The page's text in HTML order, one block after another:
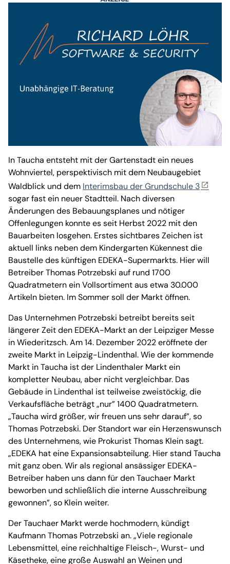
In Taucha entsteht mit der Gartenstadt ein neues
Wohnviertel, perspektivisch mit dem Neubaugebiet
Waldblick und dem Interimsbau der Grundschule 3
sogar fast ein neuer Stadtteil. Nach diversen
Änderungen des Bebauungsplanes und nötiger
Offenlegungen konnte es seit Herbst 2022 mit den
Bauarbeiten losgehen. Erstes sichtbares Zeichen ist
aktuell links neben dem Kindergarten Kükennest die
Baustelle des künftigen EDEKA-Supermarkts. Hier will
Betreiber Thomas Potrzebski auf rund 1700
Quadratmetern ein Vollsortiment aus etwa 30.000
Artikeln bieten. Im Sommer soll der Markt öffnen.
Das Unternehmen Potrzebski betreibt bereits seit
längerer Zeit den EDEKA-Markt an der Leipziger Messe
in Wiederitzsch. Am 14. Dezember 2022 eröffnete der
zweite Markt in Leipzig-Lindenthal. Wie der kommende
Markt in Taucha ist der Lindenthaler Markt ein
kompletter Neubau, aber nicht vergleichbar. Das
Gebäude in Lindenthal ist teilweise zweistöckig, die
Verkaufsfläche beträgt „nur” 1400 Quadratmetern.
„Taucha wird größer, wir freuen uns sehr darauf”, so
Thomas Potrzebski. Der Standort war ein Herzenswunsch
des Unternehmens, wie Prokurist Thomas Klein sagt.
„EDEKA hat eine Expansionsabteilung. Hier stand Taucha
mit ganz oben. Wir als regional ansässiger EDEKA-
Betreiber haben uns dann für den Tauchaer Markt
beworben und schließlich die interne Ausschreibung
gewonnen”, so Klein weiter.
Der Tauchaer Markt werde hochmodern, kündigt
Kaufmann Thomas Potrzebski an. „Viele regionale
Lebensmittel, eine reichhaltige Fleisch-, Wurst- und
Käsetheke, eine große Auswahl an Weinen und